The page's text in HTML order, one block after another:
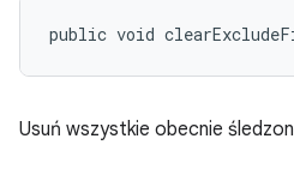
public void
Usuń wszystkie obecnie